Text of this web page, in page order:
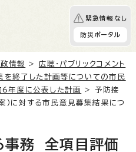
緊急情報なし
防災ポータル
情報 > 広聴・パブリックコメント
を終了した計画等についての市民
6年度に公表した計画
> 予防接
に対する市民意見募集結果につ
事務 全項目評価